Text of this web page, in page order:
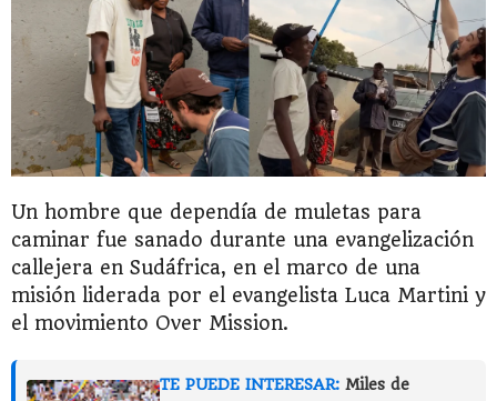
Un hombre que dependía de muletas para
caminar fue sanado durante una evangelización
callejera en Sudáfrica, en el marco de una
misión liderada por el evangelista Luca Martini y
el movimiento Over Mission.
TE PUEDE INTERESAR: Miles de